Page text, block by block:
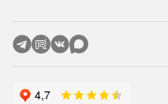
Сертифицированное по